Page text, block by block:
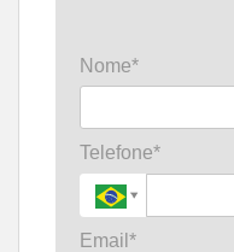
Nome*
Telefone*
Email*